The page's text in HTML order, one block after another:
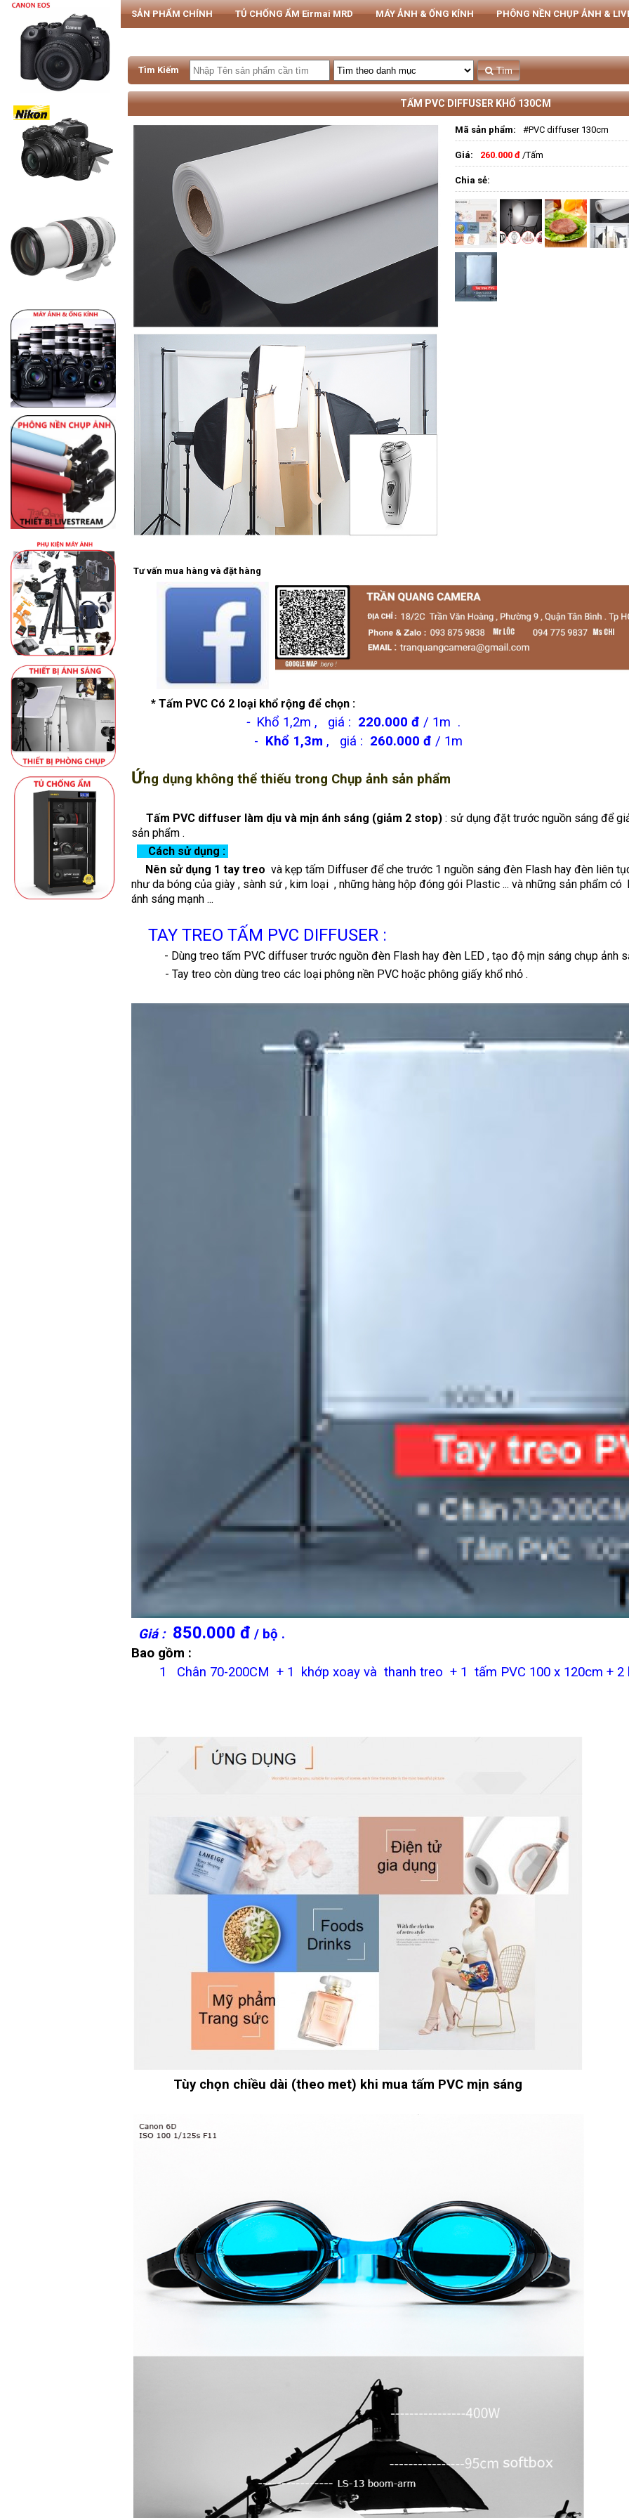
SẢN PHẨM CHÍNH TỦ CHỐNG ẨM Eirmai MRD MÁY ẢNH & ỐNG KÍNH PHÔNG NỀN CHỤP ẢNH &
Tìm Kiếm Tìm
TẤM PVC DIFFUSER KHỔ 130CM
Mã sản phẩm: #PVC diffuser 130cm
Giá: 260.000 đ /Tấm
Chia sẻ:
Tư vấn mua hàng và đặt hàng
* Tấm PVC Có 2 loại khổ rộng để chọn :
- Khổ 1,2m , giá : 220.000 đ / 1m .
- Khổ 1,3m , giá : 260.000 đ / 1m
Ứng dụng không thể thiếu trong Chụp ảnh sản phẩm
Tấm PVC diffuser làm dịu và mịn ánh sáng (giảm 2 stop) : sử dụng đặt trước nguồn sáng để
sản phẩm .
Cách sử dụng :
Nên sử dụng 1 tay treo và kẹp tấm Diffuser để che trước 1 nguồn sáng đèn Flash hay đèn liên
như da bóng của giày , sành sứ , kim loại , những hàng hộp đóng gói Plastic ... và những sản phẩm
ánh sáng mạnh ...
TAY TREO TẤM PVC DIFFUSER :
- Dùng treo tấm PVC diffuser trước nguồn đèn Flash hay đèn LED , tạo độ mịn sáng chụp ảnh
- Tay treo còn dùng treo các loại phông nền PVC hoặc phông giấy khổ nhỏ .
Giá : 850.000 đ / bộ .
Bao gồm :
1 Chân 70-200CM + 1 khớp xoay và thanh treo + 1 tấm PVC 100 x 120cm + 2
Tùy chọn chiều dài (theo met) khi mua tấm PVC mịn sáng